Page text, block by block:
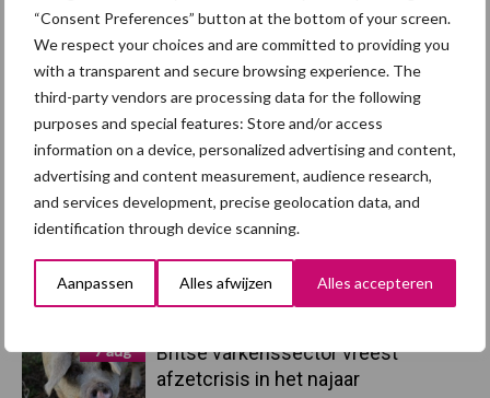
“Consent Preferences” button at the bottom of your screen.
We respect your choices and are committed to providing you
with a transparent and secure browsing experience. The
third-party vendors are processing data for the following
purposes and special features: Store and/or access
information on a device, personalized advertising and content,
advertising and content measurement, audience research,
and services development, precise geolocation data, and
identification through device scanning.
Aanpassen Alles afwijzen Alles accepteren
Primaire
Recent nieuws Partner nieuws
7 aug
Britse varkenssector vreest
afzetcrisis in het najaar
Afrikaanse
varkenspest
Brachyspira
Toon meer